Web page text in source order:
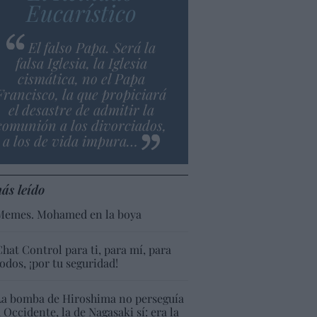
Eucarístico
El falso Papa. Será la
falsa Iglesia, la Iglesia
cismática, no el Papa
la que propiciará
el desastre de admitir la
a los divorciados,
a los de vida impura…
leído
Mohamed en la boya
Control para ti, para mí, para
¡por tu seguridad!
bomba de Hiroshima no perseguía
Occidente, la de Nagasaki sí: era la